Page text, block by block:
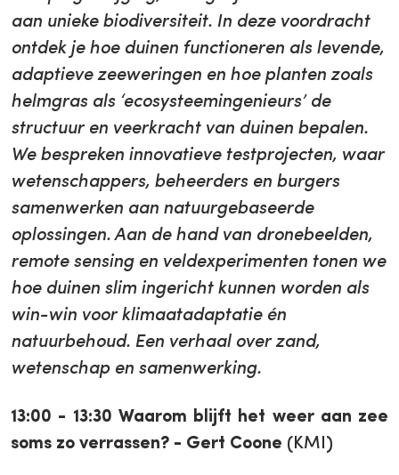
aan unieke biodiversiteit. In deze voordracht
ontdek je hoe duinen functioneren als levende,
adaptieve zeeweringen en hoe planten zoals
helmgras als ‘ecosysteemingenieurs’ de
structuur en veerkracht van duinen bepalen.
We bespreken innovatieve testprojecten, waar
wetenschappers, beheerders en burgers
samenwerken aan natuurgebaseerde
oplossingen. Aan de hand van dronebeelden,
remote sensing en veldexperimenten tonen we
hoe duinen slim ingericht kunnen worden als
win-win voor klimaatadaptatie én
natuurbehoud. Een verhaal over zand,
wetenschap en samenwerking.
13:00 - 13:30 Waarom blijft het weer aan zee
soms zo verrassen? - Gert Coone (KMI)